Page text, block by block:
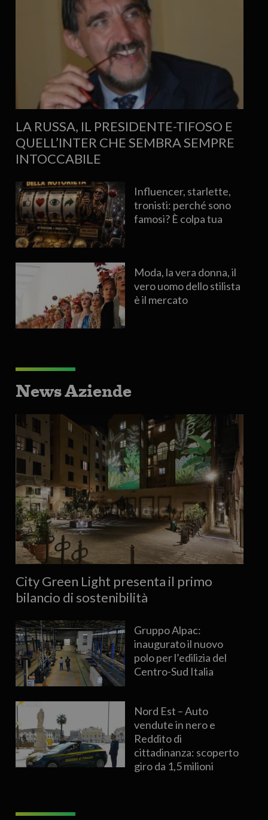
LA RUSSA, IL PRESIDENTE-TIFOSO E
QUELL’INTER CHE SEMBRA SEMPRE
INTOCCABILE
Influencer, starlette,
tronisti: perché sono
famosi? È colpa tua
Moda, la vera donna, il
vero uomo dello stilista
è il mercato
News Aziende
City Green Light presenta il primo
bilancio di sostenibilità
Gruppo Alpac:
inaugurato il nuovo
polo per l’edilizia del
Centro-Sud Italia
Nord Est – Auto
vendute in nero e
Reddito di
cittadinanza: scoperto
giro da 1,5 milioni